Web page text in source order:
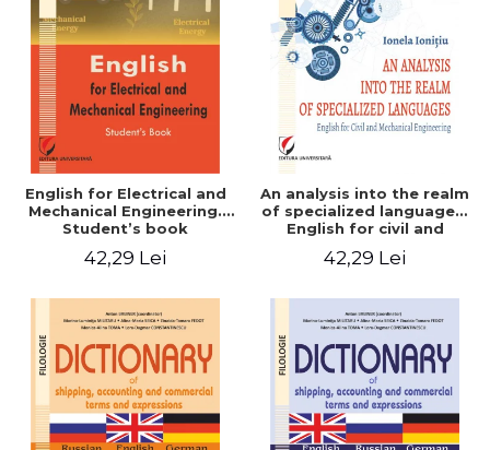
English for Electrical and
Mechanical Engineering.
Student’s book
42,29 Lei
An analysis into the realm
of specialized languages.
English for civil and
42,29 Lei